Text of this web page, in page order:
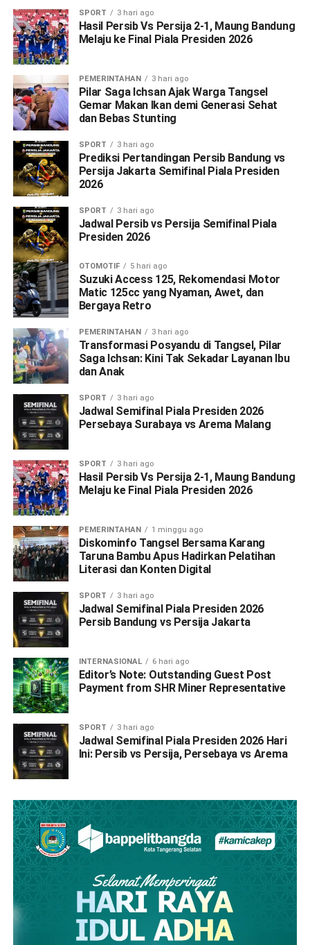
SPORT 3 hari ago
Hasil Persib Vs Persija 2-1, Maung Bandung
Melaju ke Final Piala Presiden 2026
PEMERINTAHAN 3 hari ago
Pilar Saga Ichsan Ajak Warga Tangsel
Gemar Makan Ikan demi Generasi Sehat
dan Bebas Stunting
SPORT 3 hari ago
Prediksi Pertandingan Persib Bandung vs
Persija Jakarta Semifinal Piala Presiden
2026
SPORT 3 hari ago
Jadwal Persib vs Persija Semifinal Piala
Presiden 2026
OTOMOTIF 5 hari ago
Suzuki Access 125, Rekomendasi Motor
Matic 125cc yang Nyaman, Awet, dan
Bergaya Retro
PEMERINTAHAN 3 hari ago
Transformasi Posyandu di Tangsel, Pilar
Saga Ichsan: Kini Tak Sekadar Layanan Ibu
dan Anak
SPORT 3 hari ago
Jadwal Semifinal Piala Presiden 2026
Persebaya Surabaya vs Arema Malang
SPORT 3 hari ago
Hasil Persib Vs Persija 2-1, Maung Bandung
Melaju ke Final Piala Presiden 2026
PEMERINTAHAN 1 minggu ago
Diskominfo Tangsel Bersama Karang
Taruna Bambu Apus Hadirkan Pelatihan
Literasi dan Konten Digital
SPORT 3 hari ago
Jadwal Semifinal Piala Presiden 2026
Persib Bandung vs Persija Jakarta
INTERNASIONAL 6 hari ago
Editor’s Note: Outstanding Guest Post
Payment from SHR Miner Representative
SPORT 3 hari ago
Jadwal Semifinal Piala Presiden 2026 Hari
Ini: Persib vs Persija, Persebaya vs Arema